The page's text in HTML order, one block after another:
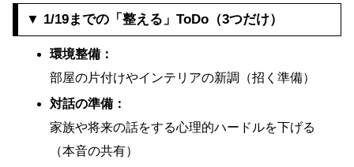
▼ 1/19までの「整える」ToDo（3つだけ）
環境整備：
部屋の片付けやインテリアの新調（招く準備）
対話の準備：
家族や将来の話をする心理的ハードルを下げる
（本音の共有）